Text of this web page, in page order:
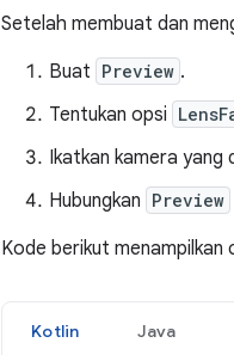
Setelah membuat dan
Buat Preview .
Tentukan opsi
Ikatkan kamera yang
Hubungkan Preview
Kode berikut menampilkan
Kotlin Java